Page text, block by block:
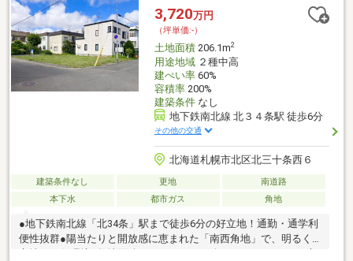
らし耐震等級3相当の耐震性能 上下左右の動きに強い抵抗力を持
った家を作る 「木造住宅の外壁下地構造」を開発赤ちゃんにも
優しいぬくもりのオリジナル床暖房
3,720万円
（坪単価:-）
土地面積206.1m2
用途地域２種中高
建ぺい率60%
容積率200%
建築条件なし
地下鉄南北線 北３４条駅 徒歩6分
その他の交通
北海道札幌市北区北三十条西６
建築条件なし 更地
南道路
本下水
都市ガス 角地
●地下鉄南北線「北34条」駅まで徒歩6分の好立地！通勤・通学利
便性抜群●陽当たりと開放感に恵まれた「南西角地」で、明るく
心地よい住環境●敷地面積はゆとりの62.34坪。カースペースや庭